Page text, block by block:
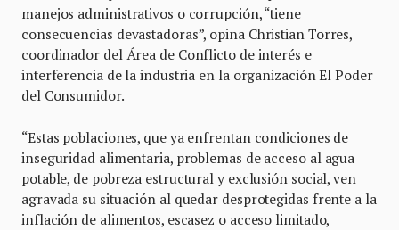
manejos administrativos o corrupción, “tiene
consecuencias devastadoras”, opina Christian Torres,
coordinador del Área de Conflicto de interés e
interferencia de la industria en la organización El Poder
del Consumidor.
“Estas poblaciones, que ya enfrentan condiciones de
inseguridad alimentaria, problemas de acceso al agua
potable, de pobreza estructural y exclusión social, ven
agravada su situación al quedar desprotegidas frente a la
inflación de alimentos, escasez o acceso limitado,